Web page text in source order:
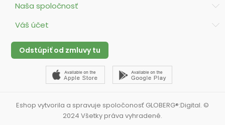
Naša spoločnosť
Váš účet
Odstúpiť od zmluvy tu
Eshop vytvorila a spravuje spoločonosť GLOBERG®:Digital. ©
2024 Všetky práva vyhradené.